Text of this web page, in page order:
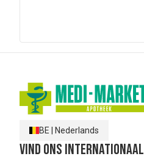
BE Nederlands
Vind ons internationaal